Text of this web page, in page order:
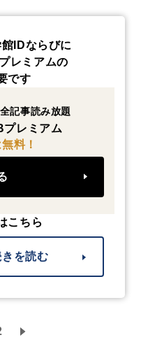
IDならびに
レミアムの
です
記事読み放題
プレミアム
料！
こちら
を読む